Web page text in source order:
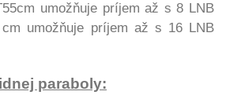
umožňuje príjem až s 8 LNB
umožňuje príjem až s 16 LNB
paraboly: